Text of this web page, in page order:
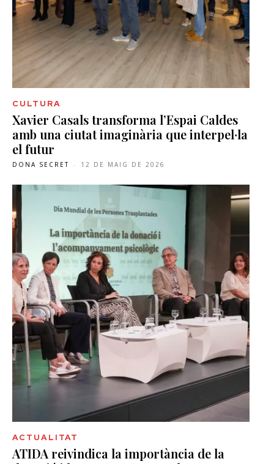
CULTURA
Xavier Casals transforma l’Espai Caldes
amb una ciutat imaginària que interpel·la
el futur
DONA SECRET - 12 DE MAIG DE 2026
ACTUALITAT
ATIDA reivindica la importància de la